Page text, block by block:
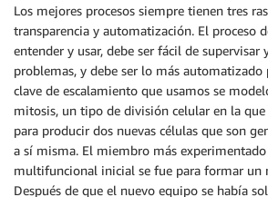
Los mejores procesos siempre tienen tres
transparencia y automatización. El proceso
entender y usar, debe ser fácil de supervisar
problemas, y debe ser lo más automatizado
clave de escalamiento que usamos se
mitosis, un tipo de división celular en la
para producir dos nuevas células que son
a sí misma. El miembro más
multifuncional inicial se fue para formar un
Después de que el nuevo equipo se había